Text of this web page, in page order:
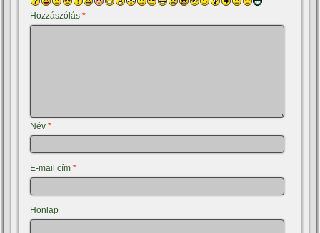
Hozzászólás*
Név*
E-mail cím*
Honlap